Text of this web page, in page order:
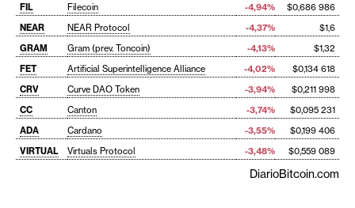
FIL
Filecoin -4,94%
$0,686 986
NEAR
NEAR Protocol -4,37%
$1,6
GRAM
Gram (prev. Toncoin) -4,13%
$1,32
FET
Artificial Superintelligence Alliance -4,02%
$0,134 618
CRV
Curve DAO Token -3,94%
$0,211 998
CC
Canton -3,74%
$0,095 231
ADA
Cardano -3,55%
$0,199 406
VIRTUAL
Virtuals Protocol -3,48% $0,559 089
DiarioBitcoin.com